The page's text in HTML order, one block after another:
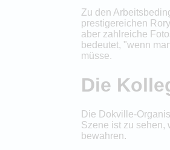
Zu den
prestigereichen
aber zahlreiche
bedeutet, "wenn
müsse.
Die
Die Dokville-
Szene ist zu sehen,
bewahren.